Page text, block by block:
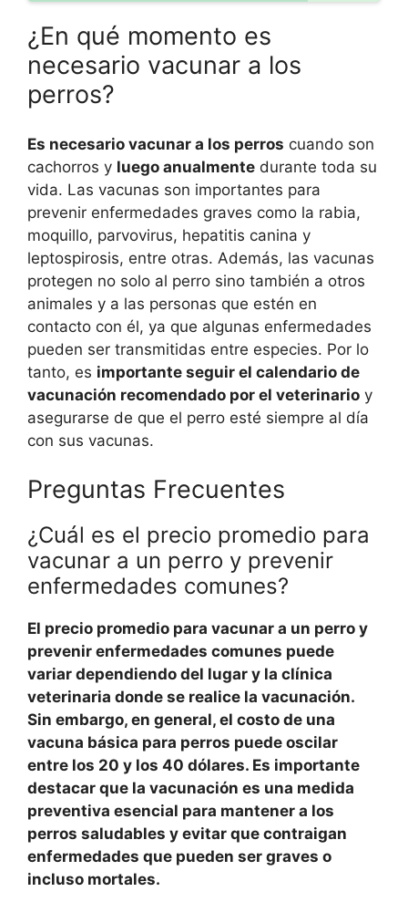
¿En qué momento es
necesario vacunar a los
perros?
Es necesario vacunar a los perros cuando son
cachorros y luego anualmente durante toda su
vida. Las vacunas son importantes para
prevenir enfermedades graves como la rabia,
moquillo, parvovirus, hepatitis canina y
leptospirosis, entre otras. Además, las vacunas
protegen no solo al perro sino también a otros
animales y a las personas que estén en
contacto con él, ya que algunas enfermedades
pueden ser transmitidas entre especies. Por lo
tanto, es importante seguir el calendario de
vacunación recomendado por el veterinario y
asegurarse de que el perro esté siempre al día
con sus vacunas.
Preguntas Frecuentes
¿Cuál es el precio promedio para
vacunar a un perro y prevenir
enfermedades comunes?
El precio promedio para vacunar a un perro y
prevenir enfermedades comunes puede
variar dependiendo del lugar y la clínica
veterinaria donde se realice la vacunación.
Sin embargo, en general, el costo de una
vacuna básica para perros puede oscilar
entre los 20 y los 40 dólares. Es importante
destacar que la vacunación es una medida
preventiva esencial para mantener a los
perros saludables y evitar que contraigan
enfermedades que pueden ser graves o
incluso mortales.